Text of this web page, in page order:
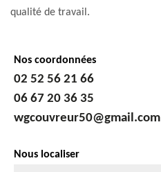
qualité de travail.
Nos coordonnées
02 52 56 21 66
06 67 20 36 35
wgcouvreur50@gmail.com
Nous localiser